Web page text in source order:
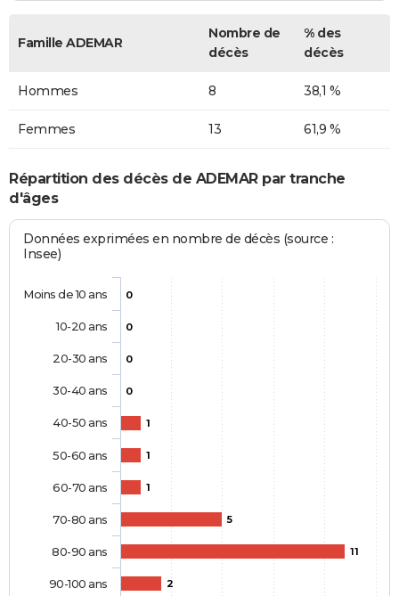
Famille ADEMAR
Nombre de
décès
% des
décès
Hommes 8 38,1 %
Femmes 13 61,9 %
Répartition des décès de ADEMAR par tranche
d'âges
Données exprimées en nombre de décès (source :
Insee)
0
0
0
0
1
1
1
5
11
2
Moins de 10 ans
10-20 ans
20-30 ans
30-40 ans
40-50 ans
50-60 ans
60-70 ans
70-80 ans
80-90 ans
90-100 ans